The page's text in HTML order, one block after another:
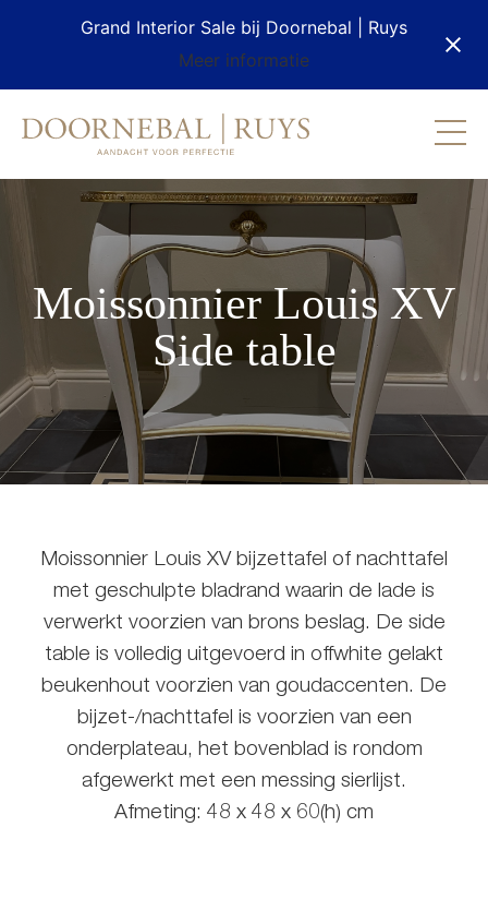
Grand Interior Sale bij Doornebal | Ruys
Meer informatie
Moissonnier Louis XV
Side table
Moissonnier Louis XV bijzettafel of nachttafel
met geschulpte bladrand waarin de lade is
verwerkt voorzien van brons beslag. De side
table is volledig uitgevoerd in offwhite gelakt
beukenhout voorzien van goudaccenten. De
bijzet-/nachttafel is voorzien van een
onderplateau, het bovenblad is rondom
afgewerkt met een messing sierlijst.
Afmeting: 48 x 48 x 60(h) cm